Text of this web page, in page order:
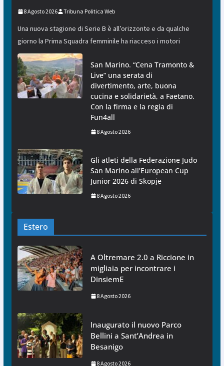
8 Agosto 2026 Tribuna Politica Web
Una nuova stagione di Serie B è all’orizzonte e da qualche
giorno la Prima Squadra femminile ha riacceso i motori
San Marino. “Cena Tramonto &
Live” una serata di
divertimento, arte, buona
cucina e solidarietà, a Faetano.
Con la firma e la regia di
Fun4all
8 Agosto 2026
Gli atleti della Federazione Judo
San Marino all’European Cup
Junior 2026 di Skopje
8 Agosto 2026
Estero
A Oltremare 2.0 a Riccione in
migliaia per incontrare i
DinsiemE
8 Agosto 2026
Inaugurato il nuovo Parco
Bellini a Sant’Andrea in
Besanigo
8 Agosto 2026